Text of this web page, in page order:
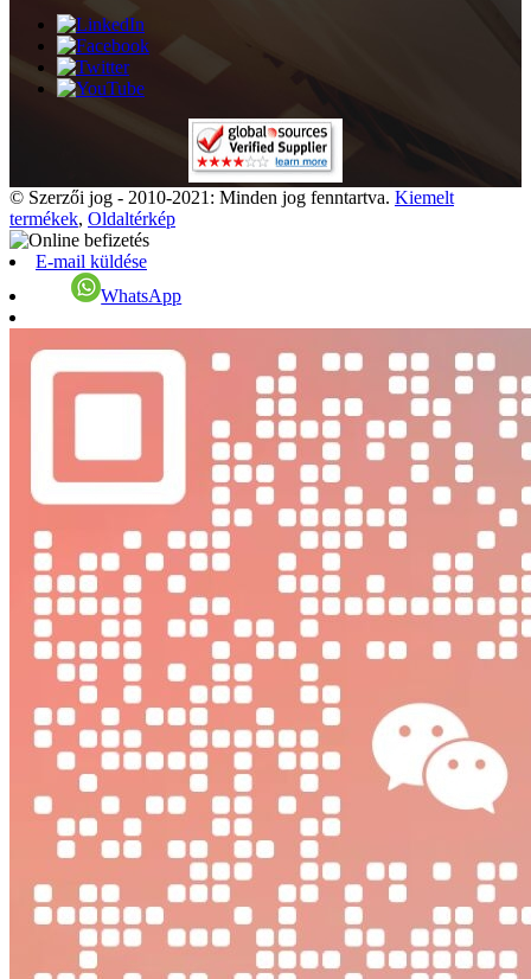
© Szerzői jog - 2010-2021: Minden jog fenntartva. Kiemelt
termékek, Oldaltérkép
E-mail küldése
WhatsApp